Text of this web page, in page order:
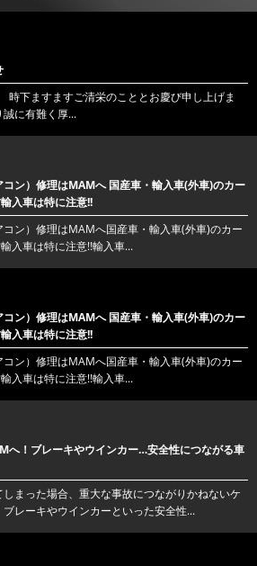
下ますますご清栄のこととお慶び申し上げま
に有難く厚...
ン）修理はMAMへ 国産車・輸入車(外車)のカー
入車は特に注意!!
ン）修理はMAMへ国産車・輸入車(外車)のカー
入車は特に注意!!輸入車...
ン）修理はMAMへ 国産車・輸入車(外車)のカー
入車は特に注意!!
ン）修理はMAMへ国産車・輸入車(外車)のカー
入車は特に注意!!輸入車...
へ！ブレーキやウインカー…安全性につながる車
まった場合、重大な事故につながりかねないケ
レーキやウインカーといった安全性...